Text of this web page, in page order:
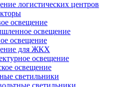
логистических центров
освещение
освещение
освещение
для ЖКХ
освещение
освещение
светильники
светильники